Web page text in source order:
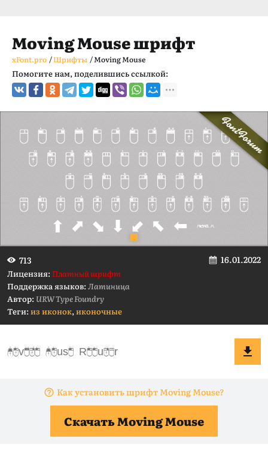
Moving Mouse шрифт
xFont.pro /Шрифты /Moving Mouse
Помогите нам, поделившись ссылкой:
713 16.01.2022
Лицензия:Платный шрифт
Поддержка языков:Латиница
Автор: URW Type Foundry
Теги:из иконок,иконочные
Как установить шрифт Moving Mouse?
Скачать Moving Mouse